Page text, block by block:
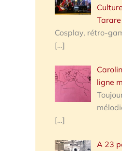
Tarare
Cosplay, rétro-
[…]
ligne
[…]
A 23